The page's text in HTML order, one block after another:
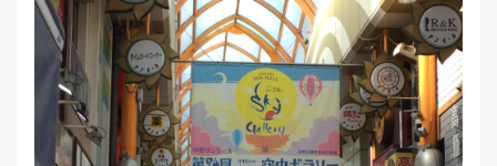
スタディツアー
ニュース